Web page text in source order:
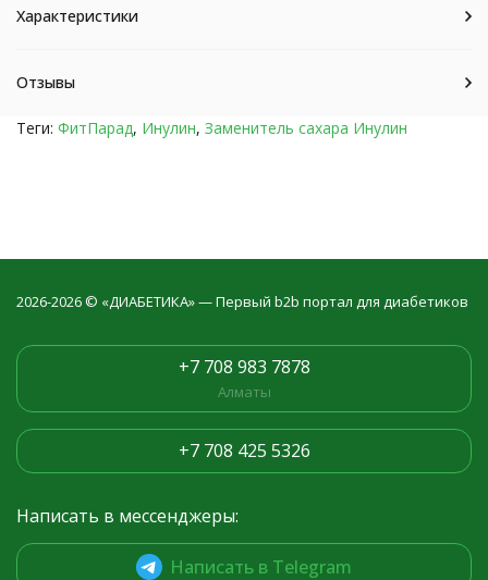
Характеристики
Отзывы
Теги: ФитПарад, Инулин, Заменитель сахара Инулин
2026-2026 © «ДИАБЕТИКА» — Первый b2b портал для диабетиков
+7 708 983 7878
Алматы
+7 708 425 5326
Написать в мессенджеры:
Написать в Telegram